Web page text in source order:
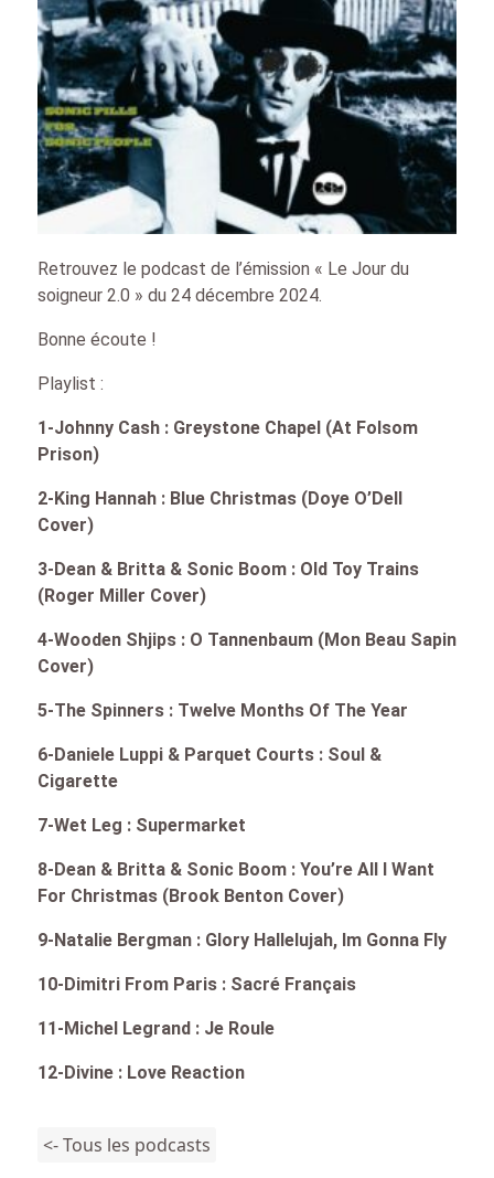
Retrouvez le podcast de l’émission « Le Jour du
soigneur 2.0 » du 24 décembre 2024.
Bonne écoute !
Playlist :
1-Johnny Cash : Greystone Chapel (At Folsom
Prison)
2-King Hannah : Blue Christmas (Doye O’Dell
Cover)
3-Dean & Britta & Sonic Boom : Old Toy Trains
(Roger Miller Cover)
4-Wooden Shjips : O Tannenbaum (Mon Beau Sapin
Cover)
5-The Spinners : Twelve Months Of The Year
6-Daniele Luppi & Parquet Courts : Soul &
Cigarette
7-Wet Leg : Supermarket
8-Dean & Britta & Sonic Boom : You’re All I Want
For Christmas (Brook Benton Cover)
9-Natalie Bergman : Glory Hallelujah, Im Gonna Fly
10-Dimitri From Paris : Sacré Français
11-Michel Legrand : Je Roule
12-Divine : Love Reaction
<- Tous les podcasts